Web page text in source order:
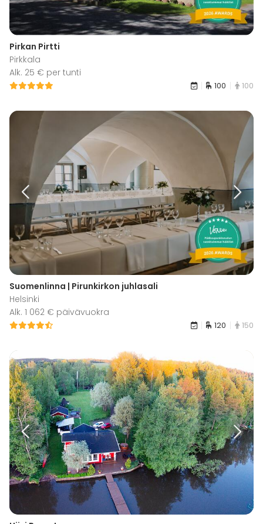
Pirkan Pirtti
Pirkkala
Alk. 25 € per tunti
100 100
Suomenlinna | Pirunkirkon juhlasali
Helsinki
Alk. 1 062 € päivävuokra
120 150